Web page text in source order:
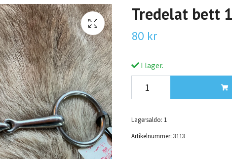
Tredelat bett
80 kr
I lager.
Lagersaldo: 1
Artikelnummer: 3113